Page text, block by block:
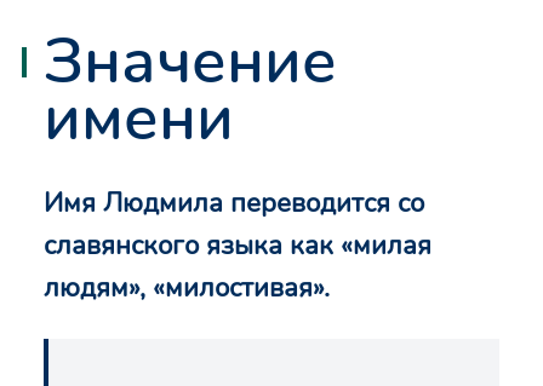
Значение
имени
Имя Людмила переводится со
славянского языка как «милая
людям», «милостивая».